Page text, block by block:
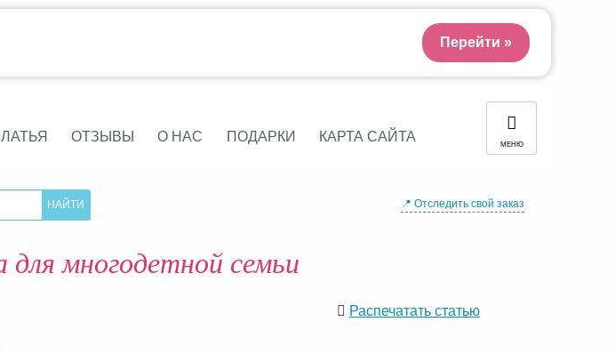
ОТЗЫВЫ О НАС ПОДАРКИ КАРТА САЙТА МЕНЮ
📍 Отследить свой заказ
многодетной семьи
Распечатать статью
Перейти »